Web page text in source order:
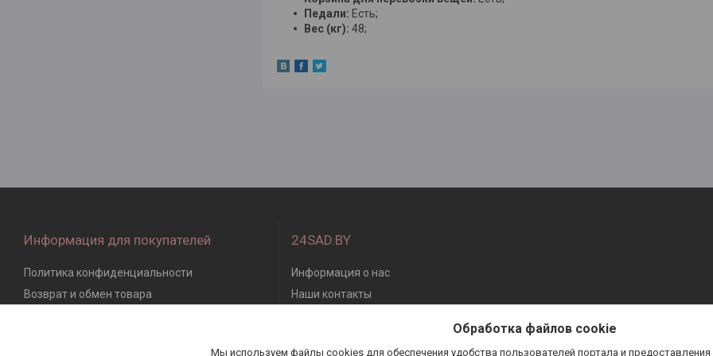
Педали: Есть;
Вес (кг): 48;
Информация для покупателей
Политика конфиденциальности
Возврат и обмен товара
24SAD.BY
Информация о нас
Наши контакты
Обработка файлов cookie
Мы используем файлы cookies для обеспечения удобства пользователей портала и